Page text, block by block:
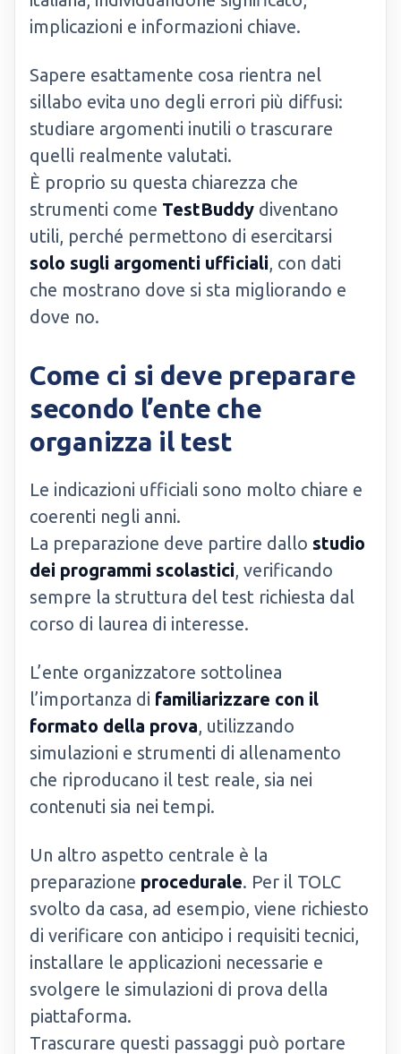
implicazioni e informazioni chiave.
Sapere esattamente cosa rientra nel
sillabo evita uno degli errori più diffusi:
studiare argomenti inutili o trascurare
quelli realmente valutati.
È proprio su questa chiarezza che
strumenti come TestBuddy diventano
utili, perché permettono di esercitarsi
solo sugli argomenti ufficiali, con dati
che mostrano dove si sta migliorando e
dove no.
Come ci si deve preparare
secondo l’ente che
organizza il test
Le indicazioni ufficiali sono molto chiare e
coerenti negli anni.
La preparazione deve partire dallo studio
dei programmi scolastici, verificando
sempre la struttura del test richiesta dal
corso di laurea di interesse.
L’ente organizzatore sottolinea
l’importanza di familiarizzare con il
formato della prova, utilizzando
simulazioni e strumenti di allenamento
che riproducano il test reale, sia nei
contenuti sia nei tempi.
Un altro aspetto centrale è la
preparazione procedurale. Per il TOLC
svolto da casa, ad esempio, viene richiesto
di verificare con anticipo i requisiti tecnici,
installare le applicazioni necessarie e
svolgere le simulazioni di prova della
piattaforma.
Trascurare questi passaggi può portare